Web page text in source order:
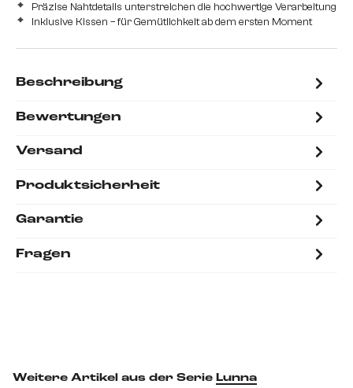
Präzise Nahtdetails unterstreichen die hochwertige Verarbeitung
Inklusive Kissen – für Gemütlichkeit ab dem ersten Moment
Beschreibung
Bewertungen
Versand
Produktsicherheit
Garantie
Fragen
Weitere Artikel aus der Serie Lunna